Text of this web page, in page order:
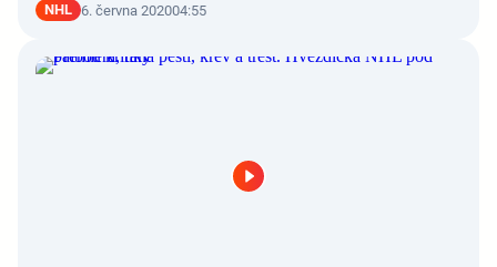
NHL 6. června 202004:55